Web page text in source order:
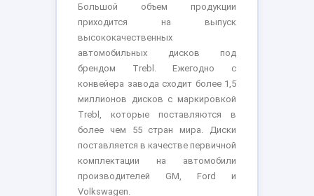
Большой объем продукции
приходится на выпуск
высококачественных
автомобильных дисков под
брендом Trebl. Ежегодно с
конвейера завода сходит более 1,5
миллионов дисков с маркировкой
Trebl, которые поставляются в
более чем 55 стран мира. Диски
поставляется в качестве первичной
комплектации на автомобили
производителей GM, Ford и
Volkswagen.